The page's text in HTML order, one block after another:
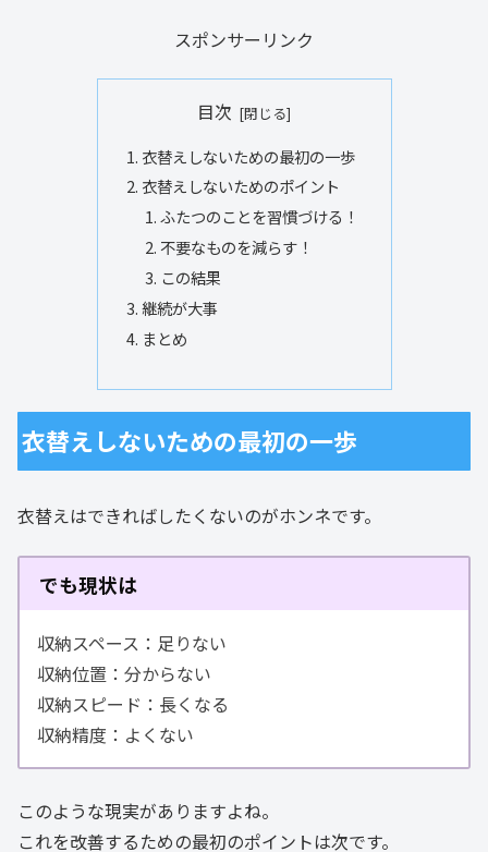
スポンサーリンク
目次
衣替えしないための最初の一歩
衣替えしないためのポイント
ふたつのことを習慣づける！
不要なものを減らす！
この結果
継続が大事
まとめ
衣替えしないための最初の一歩
衣替えはできればしたくないのがホンネです。
でも現状は
収納スペース：足りない
収納位置：分からない
収納スピード：長くなる
収納精度：よくない
このような現実がありますよね。
これを改善するための最初のポイントは次です。